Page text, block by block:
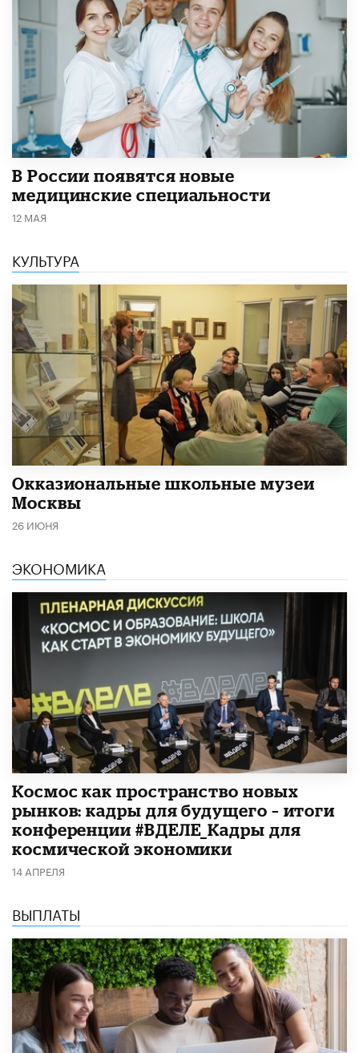
В России появятся новые
медицинские специальности
12 МАЯ
КУЛЬТУРА
​Окказиональные школьные музеи
Москвы
26 ИЮНЯ
ЭКОНОМИКА
Космос как пространство новых
рынков: кадры для будущего – итоги
конференции #ВДЕЛЕ_Кадры для
космической экономики
14 АПРЕЛЯ
ВЫПЛАТЫ